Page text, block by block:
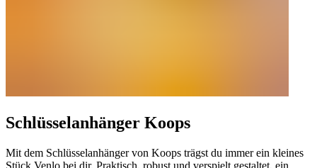
Schlüsselanhänger Koops
Mit dem Schlüsselanhänger von Koops trägst du immer ein kleines
Stück Venlo bei dir. Praktisch, robust und verspielt gestaltet, ein